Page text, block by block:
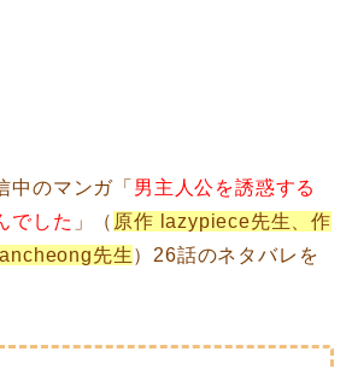
中のマンガ「 男主人公を誘惑する
でした 」（ 原作 lazypiece先生、作
先生）26話のネタバレを